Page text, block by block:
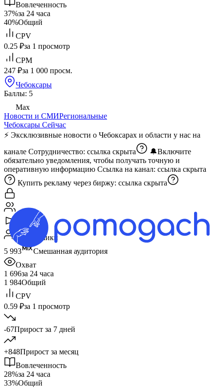
Вовлеченность
37%за 24 часа
40%Общий
CPV
0.25 ₽за 1 просмотр
CPM
247 ₽за 1 000 просм.
Чебоксары
Баллы: 5
Max
Новости и СМИРегиональные
Чебоксары Сейчас
⚡️ Эксклюзивные новости о Чебоксарах и области у нас на
канале Сотрудничество: ссылка скрыта
🔔Включите
обязательно уведомления, чтобы получать точную и
оперативную информацию Ссылка на канал: ссылка скрыта
Купить рекламу через биржу: ссылка скрыта
Подписчики
5 993
Смешанная аудитория
Охват
1 696за 24 часа
1 984Общий
CPV
0.59 ₽за 1 просмотр
-67Прирост за 7 дней
+848Прирост за месяц
Вовлеченность
28%за 24 часа
33%Общий